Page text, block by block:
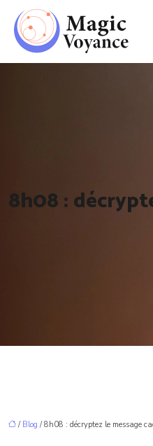
8h08 :
/ Blog / 8h08 : décryptez le message